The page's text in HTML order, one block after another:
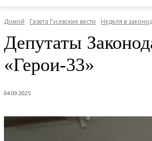
Домой Газета Гусевские вести Неделя в
Депутаты
«Герои-33»
04.09.2025